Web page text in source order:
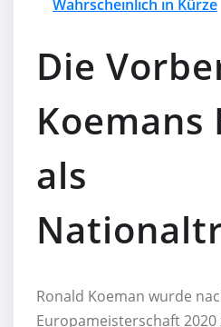
Wahrscheinlich in Kürze
Die
Koemans
als
Ronald Koeman wurde
Europameisterschaft